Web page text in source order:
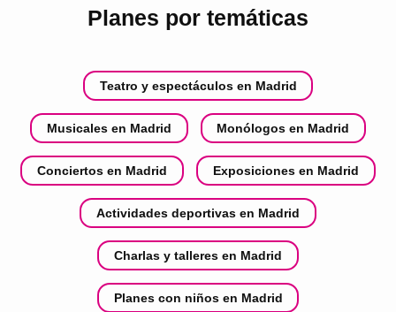
Planes por temáticas
Teatro y espectáculos en Madrid
Musicales en Madrid Monólogos en Madrid
Conciertos en Madrid Exposiciones en Madrid
Actividades deportivas en Madrid
Charlas y talleres en Madrid
Planes con niños en Madrid